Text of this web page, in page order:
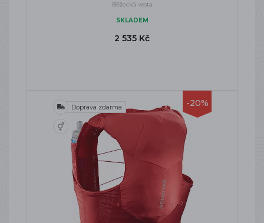
Běžecká vesta
SKLADEM
2 535 Kč
-20%
Doprava zdarma